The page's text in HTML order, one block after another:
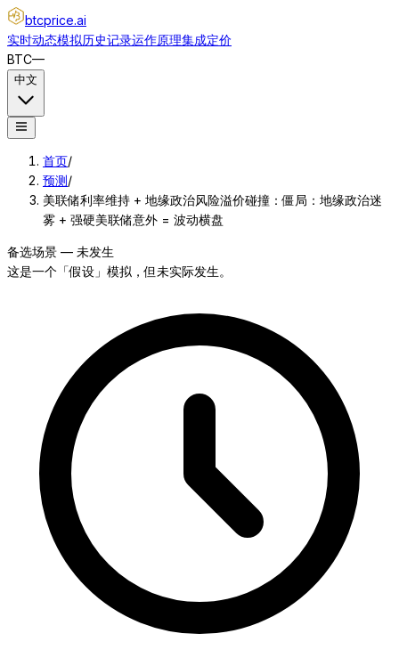
btcprice.ai
实时动态模拟历史记录运作原理集成定价
BTC—
中文
首页/
预测/
美联储利率维持 + 地缘政治风险溢价碰撞：僵局：地缘政治迷
雾 + 强硬美联储意外 = 波动横盘
备选场景 — 未发生
这是一个「假设」模拟，但未实际发生。